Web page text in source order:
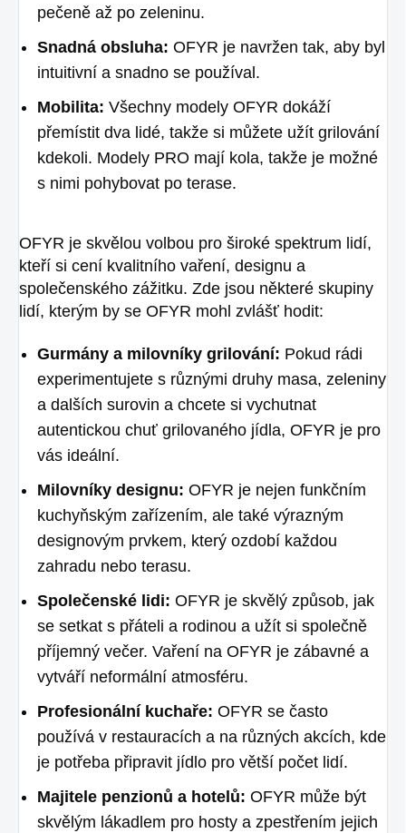
pečeně až po zeleninu.
Snadná obsluha: OFYR je navržen tak, aby byl
intuitivní a snadno se používal.
Mobilita: Všechny modely OFYR dokáží
přemístit dva lidé, takže si můžete užít grilování
kdekoli. Modely PRO mají kola, takže je možné
s nimi pohybovat po terase.
OFYR je skvělou volbou pro široké spektrum lidí,
kteří si cení kvalitního vaření, designu a
společenského zážitku. Zde jsou některé skupiny
lidí, kterým by se OFYR mohl zvlášť hodit:
Gurmány a milovníky grilování: Pokud rádi
experimentujete s různými druhy masa, zeleniny
a dalších surovin a chcete si vychutnat
autentickou chuť grilovaného jídla, OFYR je pro
vás ideální.
Milovníky designu: OFYR je nejen funkčním
kuchyňským zařízením, ale také výrazným
designovým prvkem, který ozdobí každou
zahradu nebo terasu.
Společenské lidi: OFYR je skvělý způsob, jak
se setkat s přáteli a rodinou a užít si společně
příjemný večer. Vaření na OFYR je zábavné a
vytváří neformální atmosféru.
Profesionální kuchaře: OFYR se často
používá v restauracích a na různých akcích, kde
je potřeba připravit jídlo pro větší počet lidí.
Majitele penzionů a hotelů: OFYR může být
skvělým lákadlem pro hosty a zpestřením jejich